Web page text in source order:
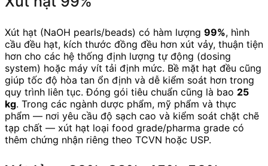
Xút hạt (NaOH pearls/beads) có hàm lượng 99%, hình
cầu đều hạt, kích thước đồng đều hơn xút vảy, thuận tiện
hơn cho các hệ thống định lượng tự động (dosing
system) hoặc máy vít tải định mức. Bề mặt hạt đều cũng
giúp tốc độ hòa tan ổn định và dễ kiểm soát hơn trong
quy trình liên tục. Đóng gói tiêu chuẩn cũng là bao 25
kg. Trong các ngành dược phẩm, mỹ phẩm và thực
phẩm — nơi yêu cầu độ sạch cao và kiểm soát chặt chẽ
tạp chất — xút hạt loại food grade/pharma grade có
thêm chứng nhận riêng theo TCVN hoặc USP.